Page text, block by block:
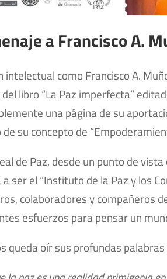
a Francisco A.
intelectual como Francisco A.
libro “La Paz imperfecta”
una página de su
de su concepto de
de Paz, desde un punto de
a ser el “Instituto de la Paz y los
colaboradores y compañeros
esfuerzos para pensar un
queda oír sus profundas